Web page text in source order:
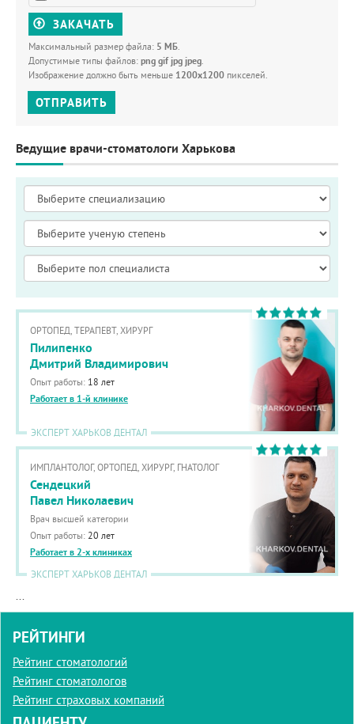
ЗАКАЧАТЬ
Максимальный размер файла: 5 МБ.
Допустимые типы файлов: png gif jpg jpeg.
Изображение должно быть меньше 1200x1200 пикселей.
ОТПРАВИТЬ
Ведущие врачи-стоматологи Харькова
ОРТОПЕД, ТЕРАПЕВТ, ХИРУРГ
Пилипенко
Дмитрий Владимирович
Опыт работы: 18 лет
Работает в 1-й клинике
ЭКСПЕРТ ХАРЬКОВ ДЕНТАЛ
ИМПЛАНТОЛОГ, ОРТОПЕД, ХИРУРГ, ГНАТОЛОГ
Сендецкий
Павел Николаевич
Врач высшей категории
Опыт работы: 20 лет
Работает в 2-х клиниках
ЭКСПЕРТ ХАРЬКОВ ДЕНТАЛ
...
РЕЙТИНГИ
Рейтинг стоматологий
Рейтинг стоматологов
Рейтинг страховых компаний